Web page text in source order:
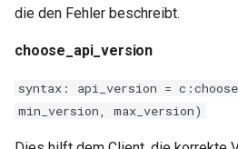
security-headers
die den Fehler beschreibt.
choose_api_version
syntax: api_version =
min_version, max_version)